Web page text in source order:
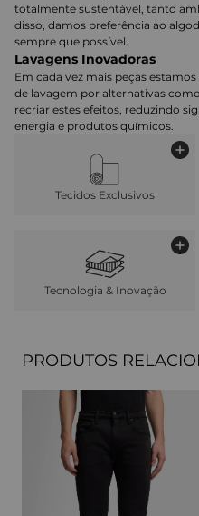
totalmente sustentável, tanto
disso, damos preferência ao
sempre que possível.
Lavagens Inovadoras
Em cada vez mais peças
de lavagem por alternativas
recriar estes efeitos, reduzindo
energia e produtos químicos.
Tecidos Exclusivos
Tecnologia & Inovação
PRODUTOS